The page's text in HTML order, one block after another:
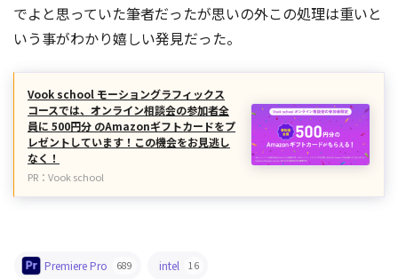
でよと思っていた筆者だったが思いの外この処理は重いと
いう事がわかり嬉しい発見だった。
Vook school モーショングラフィックス
コースでは、オンライン相談会の参加者全
員に 500円分 のAmazonギフトカードをプ
レゼントしています！この機会をお見逃し
なく！
PR：Vook school
Premiere Pro 689 intel 16